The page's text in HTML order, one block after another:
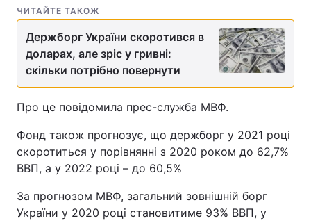
ЧИТАЙТЕ ТАКОЖ
Держборг України скоротився в
доларах, але зріс у гривні:
скільки потрібно повернути
Про це повідомила прес-служба МВФ.
Фонд також прогнозує, що держборг у 2021 році
скоротиться у порівнянні з 2020 роком до 62,7%
ВВП, а у 2022 році – до 60,5%
За прогнозом МВФ, загальний зовнішній борг
України у 2020 році становитиме 93% ВВП, у